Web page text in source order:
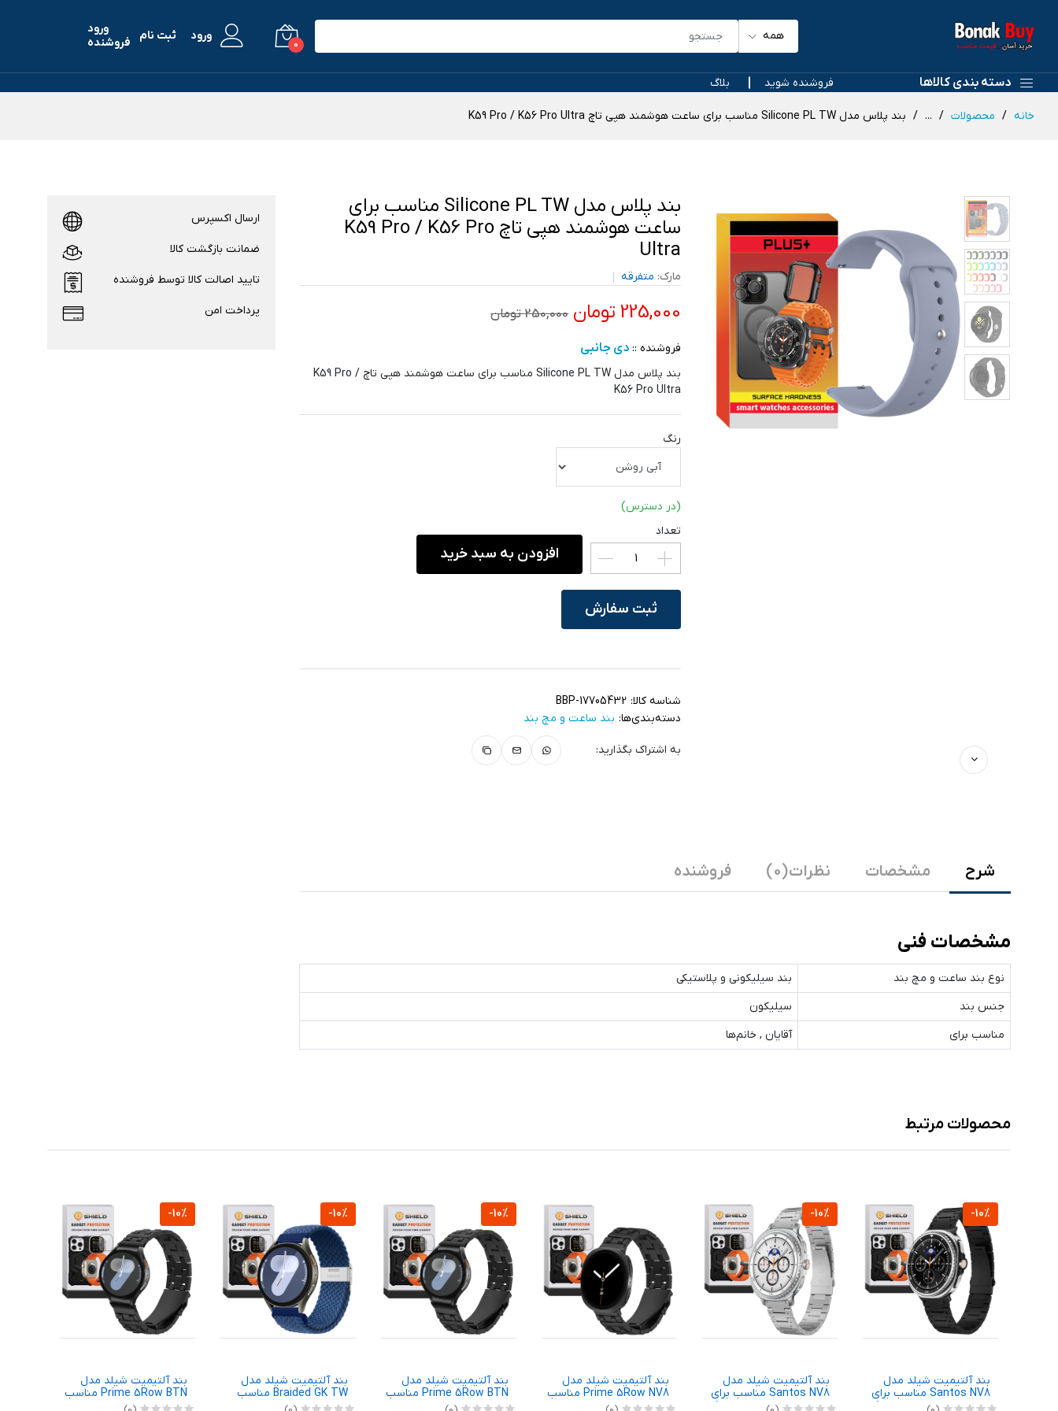
همه
0
ورود ثبت نام
ورود
فروشنده
دسته بندی کالاها فروشنده شوید بلاگ
خانه محصولات ... بند پلاس مدل Silicone PL TW مناسب برای ساعت هوشمند هپی تاچ K59 Pro / K56 Pro Ultra
بند پلاس مدل Silicone PL TW مناسب برای
ساعت هوشمند هپی تاچ K59 Pro / K56 Pro
Ultra
مارک: متفرقه
225,000 تومان 250,000 تومان
فروشنده :: دی جانبی
بند پلاس مدل Silicone PL TW مناسب برای ساعت هوشمند هپی تاچ K59 Pro /
K56 Pro Ultra
رنگ
(در دسترس)
تعداد
افزودن به سبد خرید
ثبت سفارش
شناسه کالا: BBP-17705432
دسته‌بندی‌ها: بند ساعت و مچ‌ بند
به اشتراک بگذارید:
شرح مشخصات نظرات (0) فروشنده
مشخصات فنی
نوع بند ساعت و مچ‌ بند
بند سیلیکونی و پلاستیکی
جنس بند
سیلیکون
مناسب برای
آقایان , خانم‌ها
ارسال اکسپرس
ضمانت بازگشت کالا
تایید اصالت کالا توسط فروشنده
پرداخت امن
محصولات مرتبط
-10%
بند آلتیمیت شیلد مدل
Santos NV8 مناسب برای
ساعت هوشمند سامسونگ
-10%
بند آلتیمیت شیلد مدل
Santos NV8 مناسب برای
ساعت هوشمند سامسونگ
بند آلتیمیت شیلد مدل
Prime 5Row NV8 مناسب
برای ساعت هوشمند
-10%
بند آلتیمیت شیلد مدل
Prime 5Row BTN مناسب
برای ساعت هوشمند
-10%
بند آلتیمیت شیلد مدل
Braided GK TW مناسب
برای ساعت هوشمند
-10%
بند آلتیمیت شیلد مدل
Prime 5Row BTN مناسب
برای ساعت هوشمند